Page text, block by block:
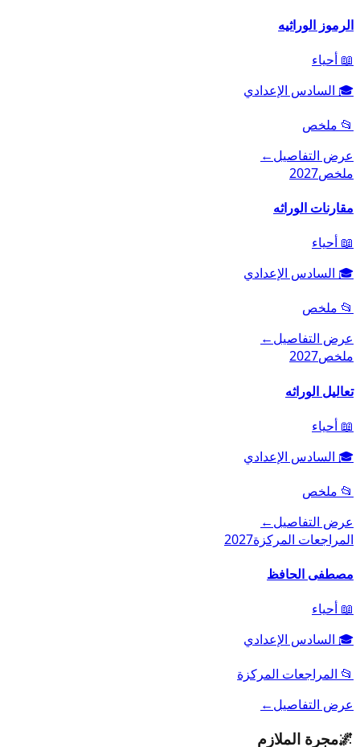
الرموز الوراثيه
📖 أحياء
🎓 السادس الإعدادي
📂 ملخص
عرض التفاصيل←
ملخص2027
مقارنات الوراثه
📖 أحياء
🎓 السادس الإعدادي
📂 ملخص
عرض التفاصيل←
ملخص2027
تعاليل الوراثه
📖 أحياء
🎓 السادس الإعدادي
📂 ملخص
عرض التفاصيل←
المراجعات المركزة2027
مصطفى الحافظ
📖 أحياء
🎓 السادس الإعدادي
📂 المراجعات المركزة
عرض التفاصيل←
🌌مجرة الملازم